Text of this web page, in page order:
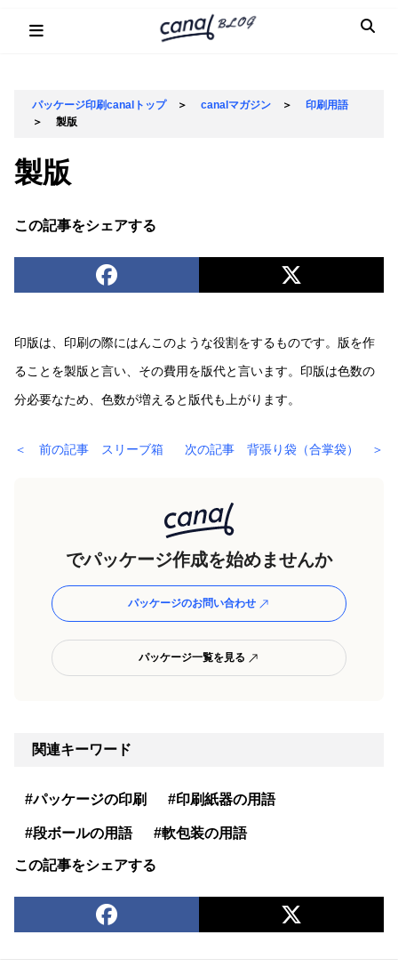
パッケージ印刷canalトップ＞ canalマガジン ＞ 印刷用語
＞ 製版
製版
この記事をシェアする
印版は、印刷の際にはんこのような役割をするものです。版を作
ることを製版と言い、その費用を版代と言います。印版は色数の
分必要なため、色数が増えると版代も上がります。
＜ 前の記事 スリーブ箱 次の記事 背張り袋（合掌袋） ＞
でパッケージ作成を始めませんか
パッケージのお問い合わせ
パッケージ一覧を見る
関連キーワード
#パッケージの印刷 #印刷紙器の用語
#段ボールの用語 #軟包装の用語
この記事をシェアする